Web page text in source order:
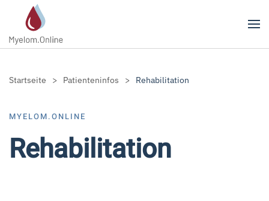
Zum Hauptinhalt springen
Startseite Patienteninfos Rehabilitation
MYELOM.ONLINE
Rehabilitation